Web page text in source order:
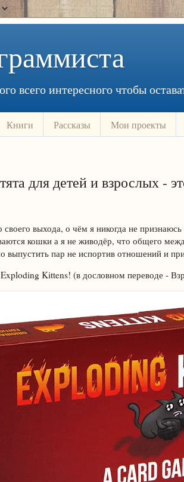
всего интересного чтобы
Книги Рассказы Мои проекты
для детей и взрослых -
выхода, о чём я никогда не
кошки а я не живодёр, что общего
выпустить пар не испортив отношений и
Kittens! (в дословном переводе -